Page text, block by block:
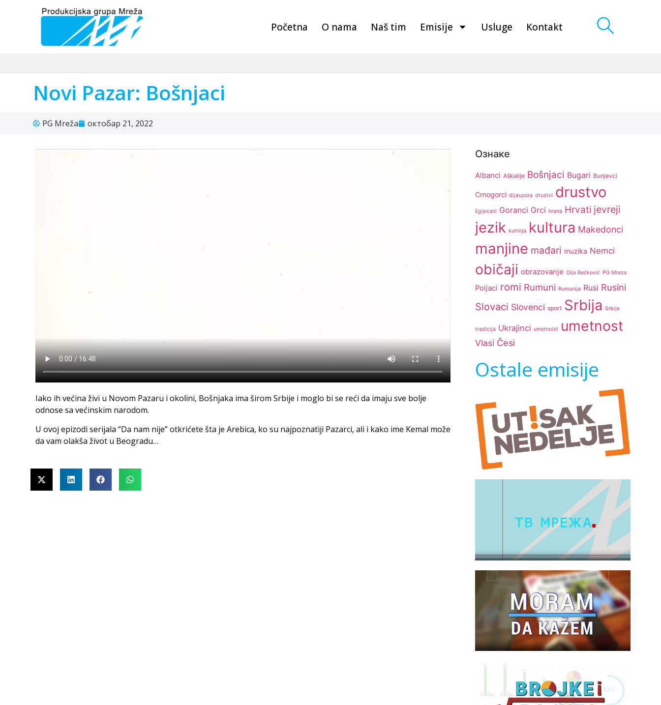
Početna O nama Naš tim Emisije Usluge Kontakt
Novi Pazar: Bošnjaci
PG Mreža октобар 21, 2022
Iako ih većina živi u Novom Pazaru i okolini, Bošnjaka ima širom Srbije i moglo bi se reći da imaju sve bolje
odnose sa većinskim narodom.
U ovoj epizodi serijala “Da nam nije” otkrićete šta je Arebica, ko su najpoznatiji Pazarci, ali i kako ime Kemal može
da vam olakša život u Beogradu…
Ознаке
Albanci Aškalije Bošnjaci Bugari Bunjevci
Crnogorci dijaspora drustvi drustvo
Egipcani Goranci Grci hrana Hrvati jevreji
jezik kuhinja kultura Makedonci
manjine mađari muzika Nemci
običaji obrazovanje Olja Bećković PG Mreza
Poljaci romi Rumuni Rumunija Rusi Rusini
Slovaci Slovenci sport Srbija Srbije
tradicija Ukrajinci umetnoist umetnost
Vlasi Česi
Ostale emisije